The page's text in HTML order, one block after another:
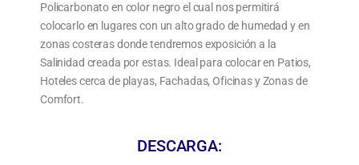
Policarbonato en color negro el cual nos permitirá
colocarlo en lugares con un alto grado de humedad y en
zonas costeras donde tendremos exposición a la
Salinidad creada por estas. Ideal para colocar en Patios,
Hoteles cerca de playas, Fachadas, Oficinas y Zonas de
Comfort.
DESCARGA: